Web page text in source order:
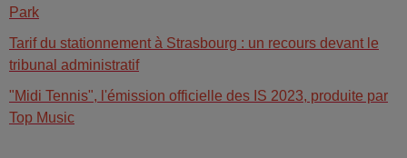
Park
Tarif du stationnement à Strasbourg : un recours devant le
tribunal administratif
"Midi Tennis", l'émission officielle des IS 2023, produite par
Top Music